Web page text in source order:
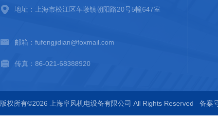
地址：上海市松江区车墩镇朝阳路20号5幢647室
邮箱：fufengjidian@foxmail.com
传真：86-021-68388920
版权所有©2026 上海阜风机电设备有限公司 All Rights Reserved 备案